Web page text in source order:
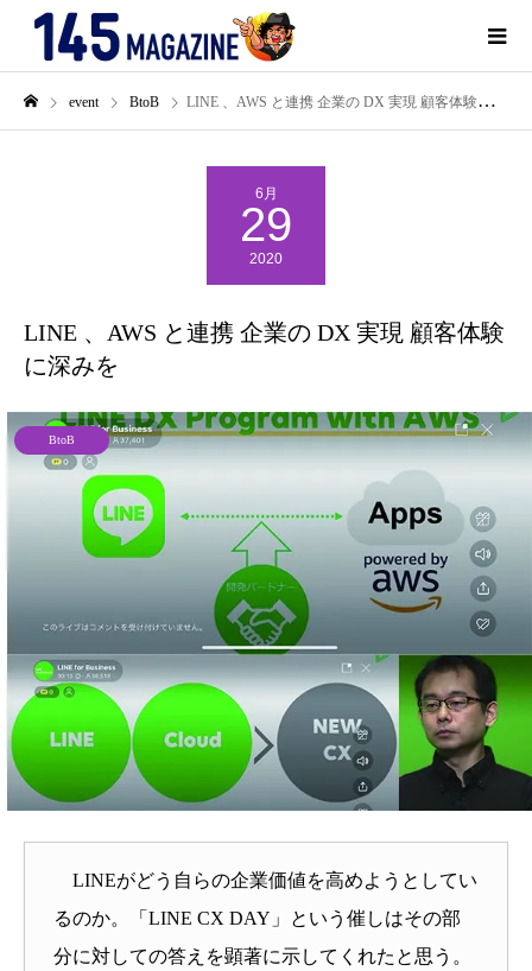
event BtoB LINE 、AWS と連携 企業の DX 実現 顧客体験に深みを
6月
29
2020
LINE 、AWS と連携 企業の DX 実現 顧客体験
に深みを
BtoB
LINEがどう自らの企業価値を高めようとしてい
るのか。「LINE CX DAY」という催しはその部
分に対しての答えを顕著に示してくれたと思う。